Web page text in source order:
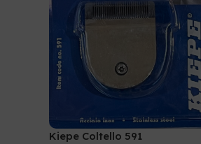
Kiepe Coltello 591